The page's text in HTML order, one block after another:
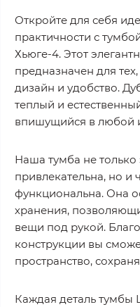
Откройте для себя
практичности с
Хьюге-4. Этот
предназначен для
дизайн и удобство.
теплый и
впишущийся в любой
Наша тумба не только
привлекательна, но и
функциональна. Она
хранения,
вещи под рукой.
конструкции вы
пространство,
Каждая деталь тумбы